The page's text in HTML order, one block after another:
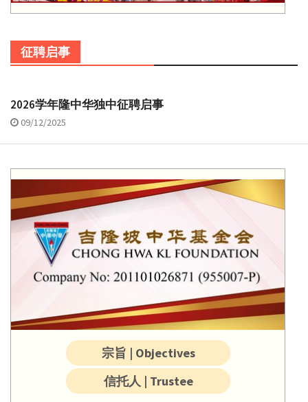
征聘启事
2026学年隆中华独中征聘启事
09/12/2025
宗旨 | Objectives
信托人 | Trustee